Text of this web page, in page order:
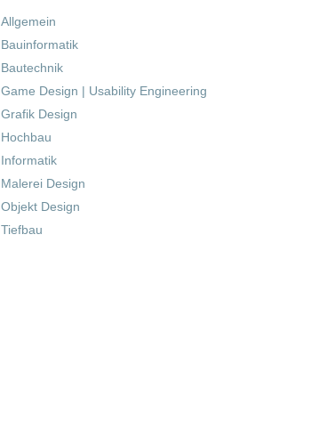
Allgemein
Bauinformatik
Bautechnik
Game Design | Usability Engineering
Grafik Design
Hochbau
Informatik
Malerei Design
Objekt Design
Tiefbau